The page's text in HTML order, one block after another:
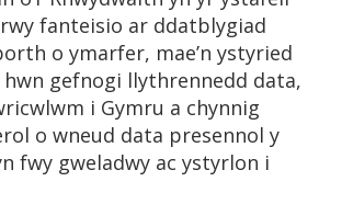
fanteisio ar ddatblygiad
o ymarfer, mae’n ystyried
gefnogi llythrennedd data,
i Gymru a chynnig
o wneud data presennol y
fwy gweladwy ac ystyrlon i